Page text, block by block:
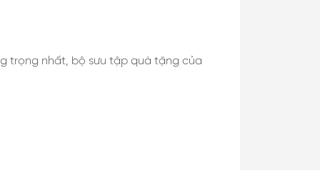
trọng nhất, bộ sưu tập quà tặng của